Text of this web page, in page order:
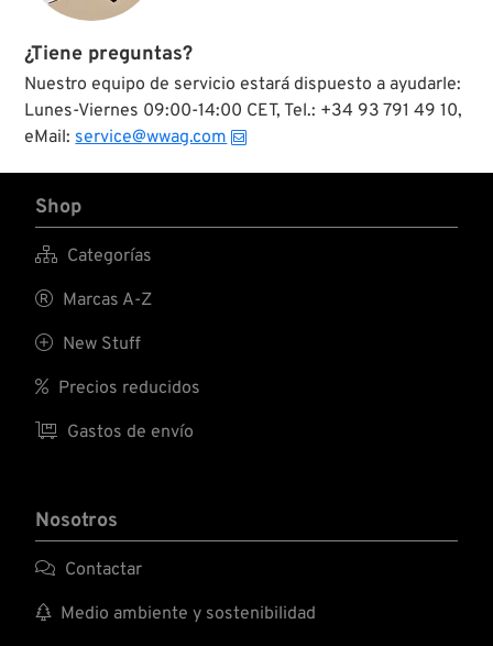
¿Tiene preguntas?
Nuestro equipo de servicio estará dispuesto a ayudarle:
Lunes-Viernes 09:00-14:00 CET, Tel.: +34 93 791 49 10,
eMail:service@wwag.com
Shop
 Categorías
 Marcas A-Z
 New Stuff
 Precios reducidos
 Gastos de envío
Nosotros
 Contactar
 Medio ambiente y sostenibilidad